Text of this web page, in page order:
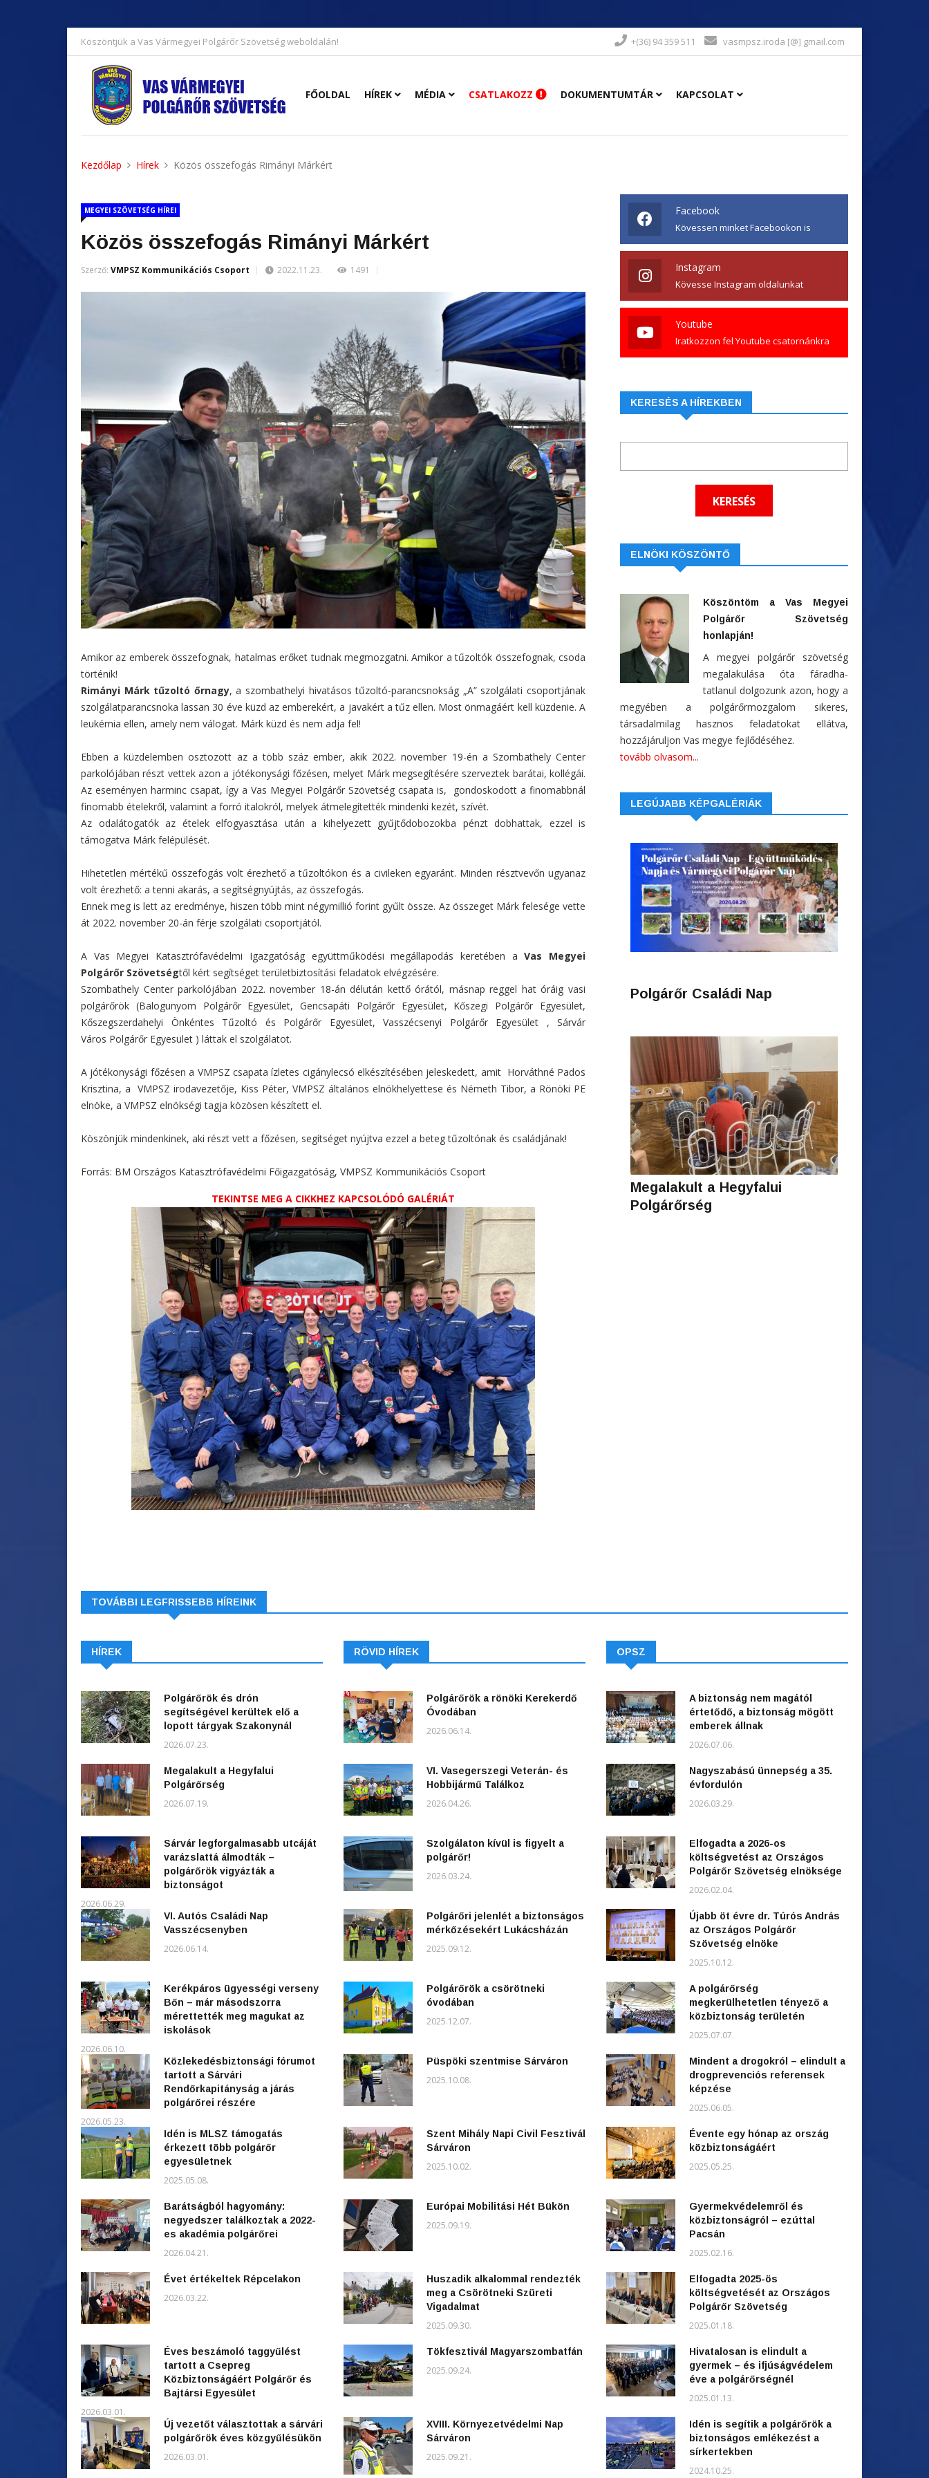
Köszöntjük a Vas Vármegyei Polgárőr Szövetség weboldalán! +(36) 94 359 511 vasmpsz.iroda [@] gmail.com
FŐOLDAL HÍREK MÉDIA CSATLAKOZZ DOKUMENTUMTÁR KAPCSOLAT
Kezdőlap Hírek Közös összefogás Rimányi Márkért
MEGYEI SZÖVETSÉG HÍREI
Közös összefogás Rimányi Márkért
Szerző: VMPSZ Kommunikációs Csoport 2022.11.23. 1491
Amikor az emberek összefognak, hatalmas erőket tudnak megmozgatni. Amikor a tűzoltók összefognak, csoda
történik!
Rimányi Márk tűzoltó őrnagy, a szombathelyi hivatásos tűzoltó-parancsnokság „A” szolgálati csoportjának
szolgálatparancsnoka lassan 30 éve küzd az emberekért, a javakért a tűz ellen. Most önmagáért kell küzdenie. A
leukémia ellen, amely nem válogat. Márk küzd és nem adja fel!
Ebben a küzdelemben osztozott az a több száz ember, akik 2022. november 19-én a Szombathely Center
parkolójában részt vettek azon a jótékonysági főzésen, melyet Márk megsegítésére szerveztek barátai, kollégái.
Az eseményen harminc csapat, így a Vas Megyei Polgárőr Szövetség csapata is, gondoskodott a finomabbnál
finomabb ételekről, valamint a forró italokról, melyek átmelegítették mindenki kezét, szívét.
Az odalátogatók az ételek elfogyasztása után a kihelyezett gyűjtődobozokba pénzt dobhattak, ezzel is
támogatva Márk felépülését.
Hihetetlen mértékű összefogás volt érezhető a tűzoltókon és a civileken egyaránt. Minden résztvevőn ugyanaz
volt érezhető: a tenni akarás, a segítségnyújtás, az összefogás.
Ennek meg is lett az eredménye, hiszen több mint négymillió forint gyűlt össze. Az összeget Márk felesége vette
át 2022. november 20-án férje szolgálati csoportjától.
A Vas Megyei Katasztrófavédelmi Igazgatóság együttműködési megállapodás keretében aVas Megyei
Polgárőr Szövetségtől kért segítséget területbiztosítási feladatok elvégzésére.
Szombathely Center parkolójában 2022. november 18-án délután kettő órától, másnap reggel hat óráig vasi
polgárőrök (Balogunyom Polgárőr Egyesület, Gencsapáti Polgárőr Egyesület, Kőszegi Polgárőr Egyesület,
Kőszegszerdahelyi Önkéntes Tűzoltó és Polgárőr Egyesület, Vasszécsenyi Polgárőr Egyesület , Sárvár
Város Polgárőr Egyesület ) láttak el szolgálatot.
A jótékonysági főzésen a VMPSZ csapata ízletes cigánylecsó elkészítésében jeleskedett, amit Horváthné Pados
Krisztina, a VMPSZ irodavezetője, Kiss Péter, VMPSZ általános elnökhelyettese és Németh Tibor, a Rönöki PE
elnöke, a VMPSZ elnökségi tagja közösen készített el.
Köszönjük mindenkinek, aki részt vett a főzésen, segítséget nyújtva ezzel a beteg tűzoltónak és családjának!
Forrás: BM Országos Katasztrófavédelmi Főigazgatóság, VMPSZ Kommunikációs Csoport
TEKINTSE MEG A CIKKHEZ KAPCSOLÓDÓ GALÉRIÁT
Facebook
Kövessen minket Facebookon is
Instagram
Kövesse Instagram oldalunkat
Youtube
Iratkozzon fel Youtube csatornánkra
KERESÉS A HÍREKBEN
ELNÖKI KÖSZÖNTŐ
Köszöntöm a Vas Megyei
Polgárőr Szövetség
honlapján!
A megyei polgárőr szövetség
megalakulása óta fáradha-
tatlanul dolgozunk azon, hogy a
megyében a polgárőrmozgalom sikeres,
társadalmilag hasznos feladatokat ellátva,
hozzájáruljon Vas megye fejlődéséhez.
tovább olvasom...
LEGÚJABB KÉPGALÉRIÁK
Polgárőr Családi Nap
Megalakult a Hegyfalui
Polgárőrség
TOVÁBBI LEGFRISSEBB HÍREINK
HÍREK
Polgárőrök és drón
segítségével kerültek elő a
lopott tárgyak Szakonynál
2026.07.23.
Megalakult a Hegyfalui
Polgárőrség
2026.07.19.
Sárvár legforgalmasabb utcáját
varázslattá álmodták –
polgárőrök vigyázták a
biztonságot
2026.06.29.
VI. Autós Családi Nap
Vasszécsenyben
2026.06.14.
Kerékpáros ügyességi verseny
Bőn – már másodszorra
mérettették meg magukat az
iskolások
2026.06.10.
Közlekedésbiztonsági fórumot
tartott a Sárvári
Rendőrkapitányság a járás
polgárőrei részére
2026.05.23.
Idén is MLSZ támogatás
érkezett több polgárőr
egyesületnek
2025.05.08.
Barátságból hagyomány:
negyedszer találkoztak a 2022-
es akadémia polgárőrei
2026.04.21.
Évet értékeltek Répcelakon
2026.03.22.
Éves beszámoló taggyűlést
tartott a Csepreg
Közbiztonságáért Polgárőr és
Bajtársi Egyesület
2026.03.01.
Új vezetőt választottak a sárvári
polgárőrök éves közgyűlésükön
2026.03.01.
RÖVID HÍREK
Polgárőrök a rönöki Kerekerdő
Óvodában
2026.06.14.
VI. Vasegerszegi Veterán- és
Hobbijármű Találkoz
2026.04.26.
Szolgálaton kívül is figyelt a
polgárőr!
2026.03.24.
Polgárőri jelenlét a biztonságos
mérkőzésekért Lukácsházán
2025.09.12.
Polgárőrök a csörötneki
óvodában
2025.12.07.
Püspöki szentmise Sárváron
2025.10.08.
Szent Mihály Napi Civil Fesztivál
Sárváron
2025.10.02.
Európai Mobilitási Hét Bükön
2025.09.19.
Huszadik alkalommal rendezték
meg a Csörötneki Szüreti
Vigadalmat
2025.09.30.
Tökfesztivál Magyarszombatfán
2025.09.24.
XVIII. Környezetvédelmi Nap
Sárváron
2025.09.21.
OPSZ
A biztonság nem magától
értetődő, a biztonság mögött
emberek állnak
2026.07.06.
Nagyszabású ünnepség a 35.
évfordulón
2026.03.29.
Elfogadta a 2026-os
költségvetést az Országos
Polgárőr Szövetség elnöksége
2026.02.04.
Újabb öt évre dr. Túrós András
az Országos Polgárőr
Szövetség elnöke
2025.10.12.
A polgárőrség
megkerülhetetlen tényező a
közbiztonság területén
2025.07.07.
Mindent a drogokról – elindult a
drogprevenciós referensek
képzése
2025.06.05.
Évente egy hónap az ország
közbiztonságáért
2025.05.25.
Gyermekvédelemről és
közbiztonságról – ezúttal
Pacsán
2025.02.16.
Elfogadta 2025-ös
költségvetését az Országos
Polgárőr Szövetség
2025.01.18.
Hivatalosan is elindult a
gyermek – és ifjúságvédelem
éve a polgárőrségnél
2025.01.13.
Idén is segítik a polgárőrök a
biztonságos emlékezést a
sírkertekben
2024.10.25.